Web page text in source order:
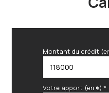
Montant du crédit
Votre apport (en €) *